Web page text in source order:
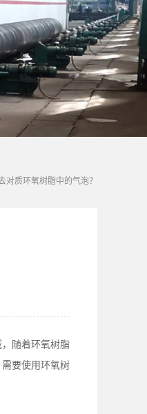
对质环氧树脂中的气泡？
随着环氧树脂
要使用环氧树